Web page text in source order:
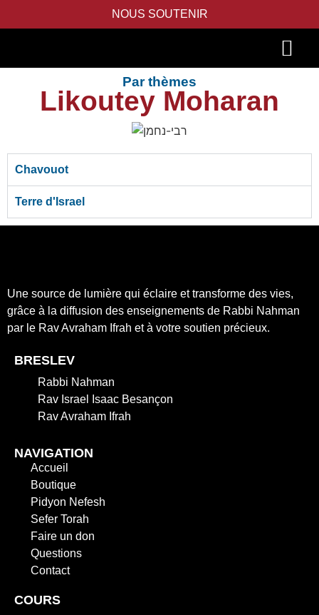
NOUS SOUTENIR
Par thèmes
Likoutey Moharan
Chavouot
Terre d'Israel
Une source de lumière qui éclaire et transforme des vies,
grâce à la diffusion des enseignements de Rabbi Nahman
par le Rav Avraham Ifrah et à votre soutien précieux.
BRESLEV
Rabbi Nahman
Rav Israel Isaac Besançon
Rav Avraham Ifrah
NAVIGATION
Accueil
Boutique
Pidyon Nefesh
Sefer Torah
Faire un don
Questions
Contact
COURS